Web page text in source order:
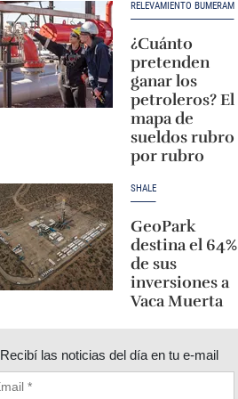
RELEVAMIENTO BUMERAM
¿Cuánto
pretenden
ganar los
petroleros? El
mapa de
sueldos rubro
por rubro
SHALE
GeoPark
destina el 64%
de sus
inversiones a
Vaca Muerta
Recibí las noticias del día en tu e-mail